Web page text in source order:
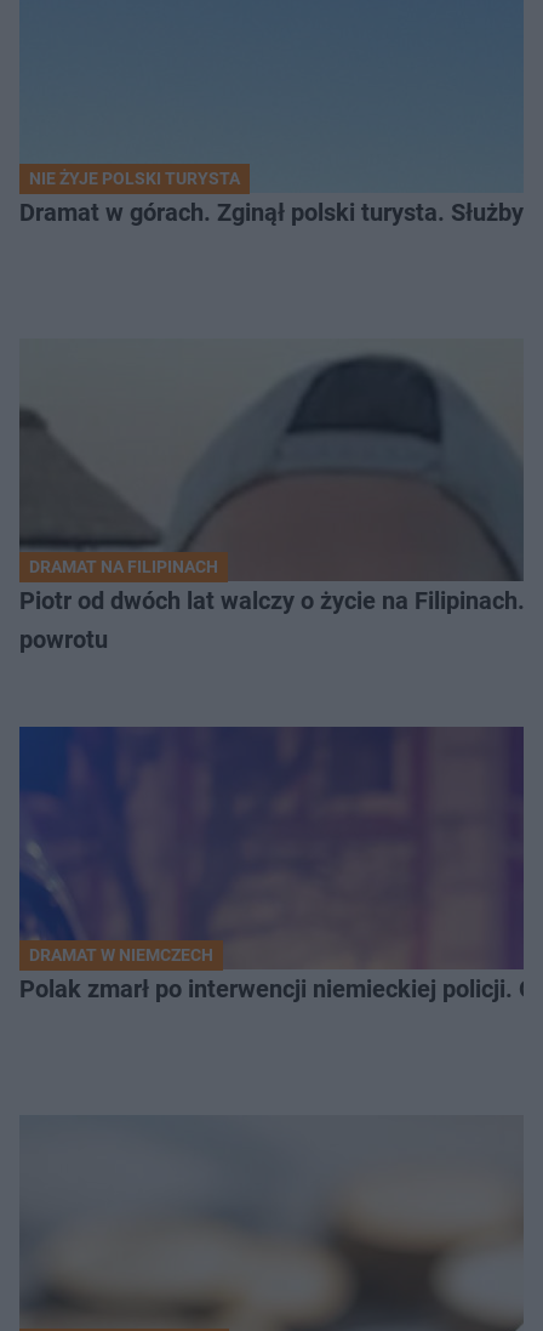
NIE ŻYJE POLSKI TURYSTA
Dramat w górach. Zginął polski turysta. Służby
DRAMAT NA FILIPINACH
Piotr od dwóch lat walczy o życie na Filipinach.
powrotu
DRAMAT W NIEMCZECH
Polak zmarł po interwencji niemieckiej policji.